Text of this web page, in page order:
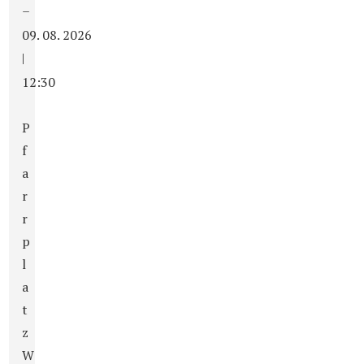
–
09. 08. 2026
|
12:30
P
f
a
r
r
p
l
a
t
z
W